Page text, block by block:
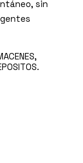
sin